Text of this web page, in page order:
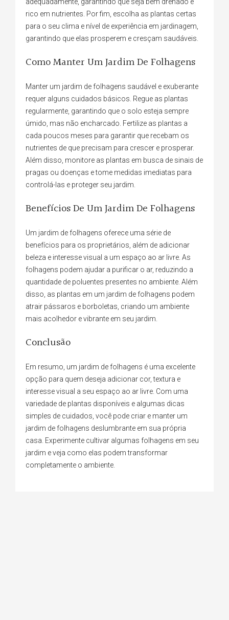
rico em nutrientes. Por fim, escolha as plantas certas
para o seu clima e nível de experiência em jardinagem,
garantindo que elas prosperem e cresçam saudáveis.
Como Manter Um Jardim De Folhagens
Manter um jardim de folhagens saudável e exuberante
requer alguns cuidados básicos. Regue as plantas
regularmente, garantindo que o solo esteja sempre
úmido, mas não encharcado. Fertilize as plantas a
cada poucos meses para garantir que recebam os
nutrientes de que precisam para crescer e prosperar.
Além disso, monitore as plantas em busca de sinais de
pragas ou doenças e tome medidas imediatas para
controlá-las e proteger seu jardim.
Benefícios De Um Jardim De Folhagens
Um jardim de folhagens oferece uma série de
benefícios para os proprietários, além de adicionar
beleza e interesse visual a um espaço ao ar livre. As
folhagens podem ajudar a purificar o ar, reduzindo a
quantidade de poluentes presentes no ambiente. Além
disso, as plantas em um jardim de folhagens podem
atrair pássaros e borboletas, criando um ambiente
mais acolhedor e vibrante em seu jardim.
Conclusão
Em resumo, um jardim de folhagens é uma excelente
opção para quem deseja adicionar cor, textura e
interesse visual a seu espaço ao ar livre. Com uma
variedade de plantas disponíveis e algumas dicas
simples de cuidados, você pode criar e manter um
jardim de folhagens deslumbrante em sua própria
casa. Experimente cultivar algumas folhagens em seu
jardim e veja como elas podem transformar
completamente o ambiente.